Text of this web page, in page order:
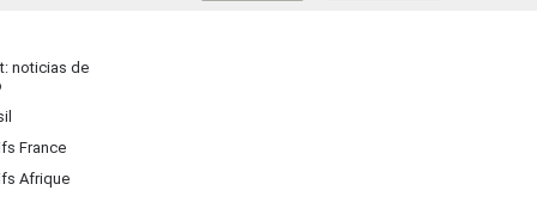
noticias de
France
Afrique